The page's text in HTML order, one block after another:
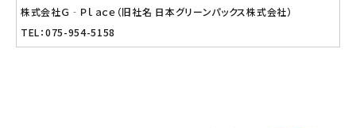
株式会社Ｇ‐Ｐｌａｃｅ（旧社名 日本グリーンパックス株式会社）
TEL：075-954-5158